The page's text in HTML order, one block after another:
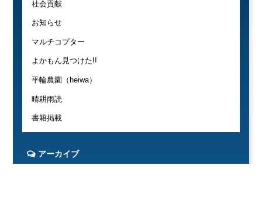
社会貢献
お知らせ
マルチコプター
よかもん見つけた!!
平輪農園（heiwa）
晴耕雨読
書籍掲載
アーカイブ